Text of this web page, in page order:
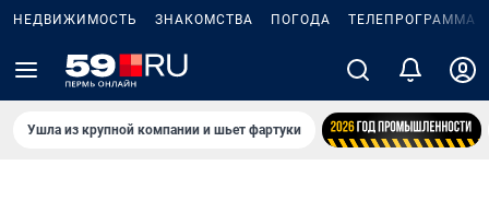
НЕДВИЖИМОСТЬ ЗНАКОМСТВА ПОГОДА ТЕЛЕПРОГРАММА
Ушла из крупной компании и шьет фартуки